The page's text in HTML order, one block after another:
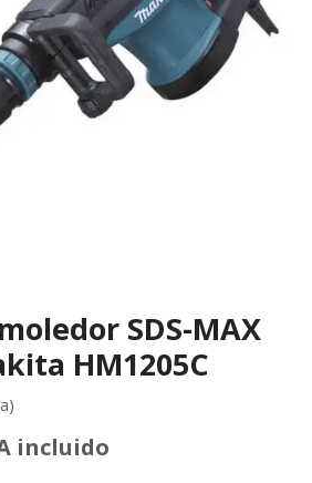
SDS-MAX
HM1205C
incluido